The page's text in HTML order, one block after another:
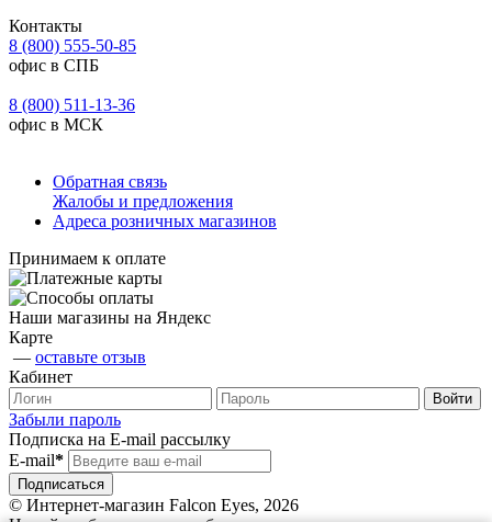
Контакты
8 (800) 555-50-85
офис в СПБ
8 (800) 511-13-36
офис в МСК
Обратная связь
Жалобы и предложения
Адреса розничных магазинов
Принимаем к оплате
Наши магазины на Яндекс
Карте
— оставьте отзыв
Кабинет
Забыли пароль
Подписка на E-mail рассылку
E-mail*
© Интернет-магазин Falcon Eyes, 2026